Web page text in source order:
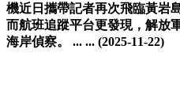
機近日攜帶記者再次飛臨黃岩
而航班追蹤平台更發現，解放
海岸偵察。 ... ... (2025-11-22)